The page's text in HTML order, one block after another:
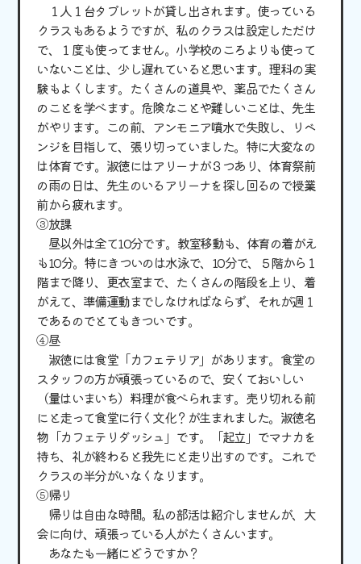
１人１台タブレットが貸し出されます。使っている
クラスもあるようですが、私のクラスは設定しただけ
で、１度も使ってません。小学校のころよりも使って
いないことは、少し遅れていると思います。理科の実
験もよくします。たくさんの道具や、薬品でたくさん
のことを学べます。危険なことや難しいことは、先生
がやります。この前、アンモニア噴水で失敗し、リベ
ンジを目指して、張り切っていました。特に大変なの
は体育です。淑徳にはアリーナが３つあり、体育祭前
の雨の日は、先生のいるアリーナを探し回るので授業
前から疲れます。
③放課
昼以外は全て10分です。教室移動も、体育の着がえ
も10分。特にきついのは水泳で、10分で、５階から１
階まで降り、更衣室まで、たくさんの階段を上り、着
がえて、準備運動までしなければならず、それが週１
であるのでとてもきついです。
④昼
淑徳には食堂「カフェテリア」があります。食堂の
スタッフの方が頑張っているので、安くておいしい
（量はいまいち）料理が食べられます。売り切れる前
にと走って食堂に行く文化？が生まれました。淑徳名
物「カフェテリダッシュ」です。「起立」でマナカを
持ち、礼が終わると我先にと走り出すのです。これで
クラスの半分がいなくなります。
⑤帰り
帰りは自由な時間。私の部活は紹介しませんが、大
会に向け、頑張っている人がたくさんいます。
あなたも一緒にどうですか？